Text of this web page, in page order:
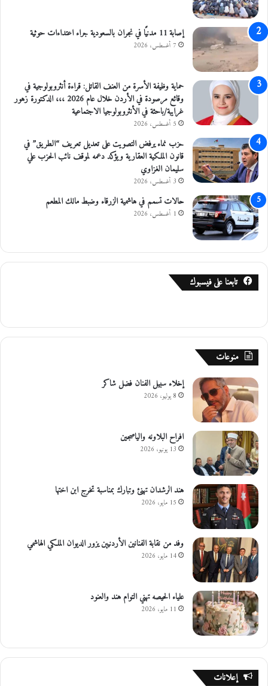
ةل
ف
ا
ج
ر
ى
ز
ي
ر
ت
ه
ا
ا
ل
ش
ه
ر
ا
إصابة 11 مدنيًا في نجران بالسعودية جراء اعتداءات حوثية
7 أغسطس، 2026
حماية وظيفة الأسرة من العنف القاتل: قراءة أنثروبولوجية في
وقائع مرصودة في الأردن خلال عام 2026 ،،، الدكتورة زهور
غرايبة/باحثة في الأنثروبولوجيا الاجتماعية
5 أغسطس، 2026
حزب نماء يرفض التصويت على تعديل تعريف “الطريق” في
قانون الملكية العقارية ويؤكد دعمه لموقف نائب الحزب علي
سليمان الغزاوي
3 أغسطس، 2026
حالات تسمم في هاشمية الزرقاء وضبط مالك المطعم
1 أغسطس، 2026
تابعنا على فيسبوك
منوعات
إخلاء سبيل الفنان فضل شاكر
8 يوليو، 2026
افراح البلاونه والياصجين
13 يونيو، 2026
هند الرشدان تهنئ وتبارك بمناسبة تخرج ابن اختها
15 مايو، 2026
وفد من نقابة الفنانين الأردنيين يزور الديوان الملكي الهاشمي
14 مايو، 2026
علياء الحيصه تهني التوام هند والعنود
11 مايو، 2026
إعلانات